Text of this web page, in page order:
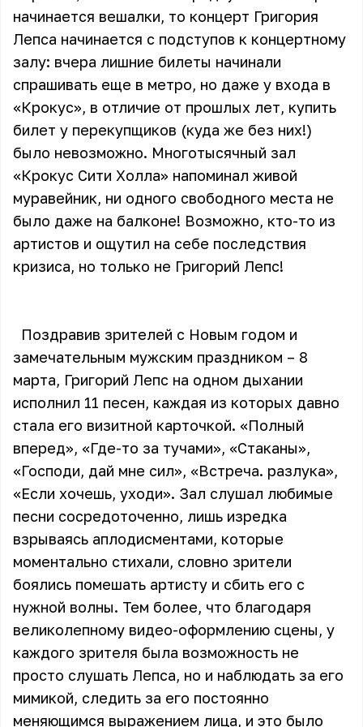
начинается вешалки, то концерт Григория
Лепса начинается с подступов к концертному
залу: вчера лишние билеты начинали
спрашивать еще в метро, но даже у входа в
«Крокус», в отличие от прошлых лет, купить
билет у перекупщиков (куда же без них!)
было невозможно. Многотысячный зал
«Крокус Сити Холла» напоминал живой
муравейник, ни одного свободного места не
было даже на балконе! Возможно, кто-то из
артистов и ощутил на себе последствия
кризиса, но только не Григорий Лепс!
Поздравив зрителей с Новым годом и
замечательным мужским праздником – 8
марта, Григорий Лепс на одном дыхании
исполнил 11 песен, каждая из которых давно
стала его визитной карточкой. «Полный
вперед», «Где-то за тучами», «Стаканы»,
«Господи, дай мне сил», «Встреча. разлука»,
«Если хочешь, уходи». Зал слушал любимые
песни сосредоточенно, лишь изредка
взрываясь аплодисментами, которые
моментально стихали, словно зрители
боялись помешать артисту и сбить его с
нужной волны. Тем более, что благодаря
великолепному видео-оформлению сцены, у
каждого зрителя была возможность не
просто слушать Лепса, но и наблюдать за его
мимикой, следить за его постоянно
меняющимся выражением лица, и это было